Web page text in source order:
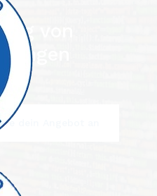
von
dein Angebot an